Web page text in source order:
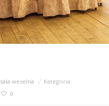
sala weselna
Kategoria:
0